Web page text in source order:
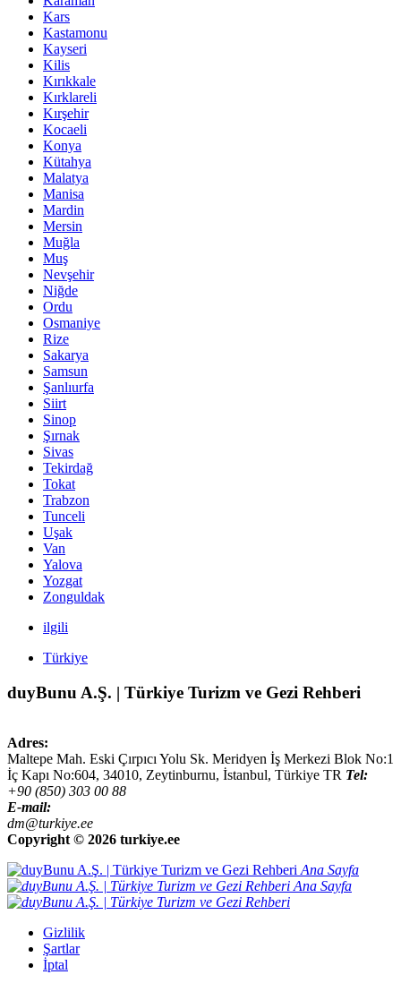
Kars
Kastamonu
Kayseri
Kilis
Kırıkkale
Kırklareli
Kırşehir
Kocaeli
Konya
Kütahya
Malatya
Manisa
Mardin
Mersin
Muğla
Muş
Nevşehir
Niğde
Ordu
Osmaniye
Rize
Sakarya
Samsun
Şanlıurfa
Siirt
Sinop
Şırnak
Sivas
Tekirdağ
Tokat
Trabzon
Tunceli
Uşak
Van
Yalova
Yozgat
Zonguldak
ilgili
Türkiye
duyBunu A.Ş. | Türkiye Turizm ve Gezi Rehberi
Adres:
Maltepe Mah. Eski Çırpıcı Yolu Sk. Meridyen İş Merkezi Blok No:1
İç Kapı No:604, 34010, Zeytinburnu, İstanbul, Türkiye TR Tel:
+90 (850) 303 00 88
E-mail:
dm@turkiye.ee
Copyright © 2026 turkiye.ee
Ana Sayfa
Ana Sayfa
Gizlilik
Şartlar
İptal